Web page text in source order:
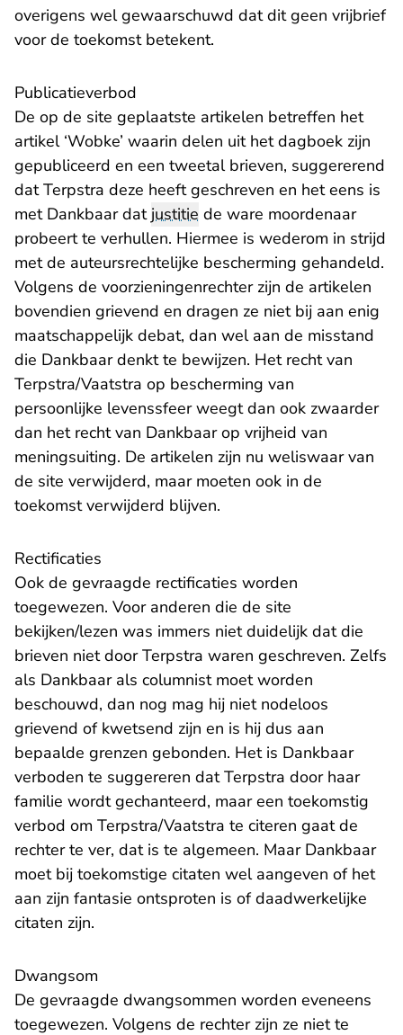
overigens wel gewaarschuwd dat dit geen vrijbrief
voor de toekomst betekent.
Publicatieverbod
De op de site geplaatste artikelen betreffen het
artikel ‘Wobke’ waarin delen uit het dagboek zijn
gepubliceerd en een tweetal brieven, suggererend
dat Terpstra deze heeft geschreven en het eens is
met Dankbaar dat justitie de ware moordenaar
probeert te verhullen. Hiermee is wederom in strijd
met de auteursrechtelijke bescherming gehandeld.
Volgens de voorzieningenrechter zijn de artikelen
bovendien grievend en dragen ze niet bij aan enig
maatschappelijk debat, dan wel aan de misstand
die Dankbaar denkt te bewijzen. Het recht van
Terpstra/Vaatstra op bescherming van
persoonlijke levenssfeer weegt dan ook zwaarder
dan het recht van Dankbaar op vrijheid van
meningsuiting. De artikelen zijn nu weliswaar van
de site verwijderd, maar moeten ook in de
toekomst verwijderd blijven.
Rectificaties
Ook de gevraagde rectificaties worden
toegewezen. Voor anderen die de site
bekijken/lezen was immers niet duidelijk dat die
brieven niet door Terpstra waren geschreven. Zelfs
als Dankbaar als columnist moet worden
beschouwd, dan nog mag hij niet nodeloos
grievend of kwetsend zijn en is hij dus aan
bepaalde grenzen gebonden. Het is Dankbaar
verboden te suggereren dat Terpstra door haar
familie wordt gechanteerd, maar een toekomstig
verbod om Terpstra/Vaatstra te citeren gaat de
rechter te ver, dat is te algemeen. Maar Dankbaar
moet bij toekomstige citaten wel aangeven of het
aan zijn fantasie ontsproten is of daadwerkelijke
citaten zijn.
Dwangsom
De gevraagde dwangsommen worden eveneens
toegewezen. Volgens de rechter zijn ze niet te